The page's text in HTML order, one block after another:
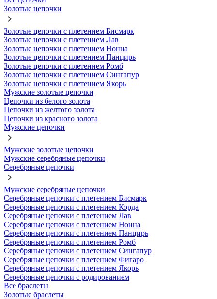
Золотые цепочки
Золотые цепочки с плетением Бисмарк
Золотые цепочки с плетением Лав
Золотые цепочки с плетением Нонна
Золотые цепочки с плетением Панцирь
Золотые цепочки с плетением Ромб
Золотые цепочки с плетением Сингапур
Золотые цепочки с плетением Якорь
Мужские золотые цепочки
Цепочки из белого золота
Цепочки из желтого золота
Цепочки из красного золота
Мужские цепочки
Мужские золотые цепочки
Мужские серебряные цепочки
Серебряные цепочки
Мужские серебряные цепочки
Серебряные цепочки с плетением Бисмарк
Серебряные цепочки с плетением Корда
Серебряные цепочки с плетением Лав
Серебряные цепочки с плетением Нонна
Серебряные цепочки с плетением Панцирь
Серебряные цепочки с плетением Ромб
Серебряные цепочки с плетением Сингапур
Серебряные цепочки с плетением Фигаро
Серебряные цепочки с плетением Якорь
Серебряные цепочки с родированием
Все браслеты
Золотые браслеты